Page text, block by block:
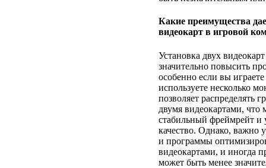
Какие преимущества
видеокарт в игровой
Установка двух
значительно повысить
особенно если вы
используете несколько
позволяет распределять
двумя видеокартами, что
стабильный фреймрейт и
качество. Однако, важно
и программы
видеокартами, и иногда
может быть менее